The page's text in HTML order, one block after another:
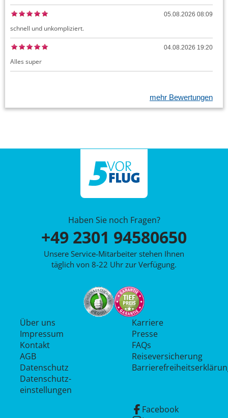
05.08.2026 08:09
schnell und unkompliziert.
04.08.2026 19:20
Alles super
mehr Bewertungen
Haben Sie noch Fragen?
+49 2301 94580650
Unsere Service-Mitarbeiter stehen Ihnen
täglich von 8-22 Uhr zur Verfügung.
Über uns
Impressum
Kontakt
AGB
Datenschutz
Datenschutz­
einstellungen
Karriere
Presse
FAQs
Reiseversicherung
Facebook